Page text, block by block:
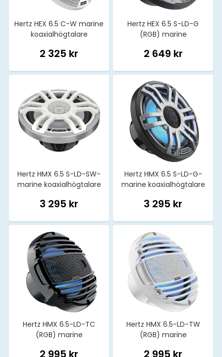
Hertz HEX 6.5 C-W marine
koaxialhögtalare
2 325 kr
Hertz HEX 6.5 S-LD-G
(RGB) marine
2 649 kr
Hertz HMX 6.5 S-LD-SW-
marine koaxialhögtalare
3 295 kr
Hertz HMX 6.5 S-LD-G-
marine koaxialhögtalare
3 295 kr
Hertz HMX 6.5-LD-TC
(RGB) marine
2 995 kr
Hertz HMX 6.5-LD-TW
(RGB) marine
2 995 kr